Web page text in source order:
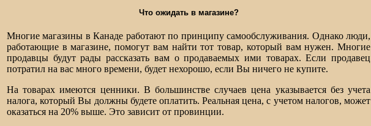
Что ожидать в магазине?
Многие магазины в Канаде работают по принципу самообслуживания. Однако люди,
работающие в магазине, помогут вам найти тот товар, который вам нужен. Многие
продавцы будут рады рассказать вам о продаваемых ими товарах. Если продавец
потратил на вас много времени, будет нехорошо, если Вы ничего не купите.
На товарах имеются ценники. В большинстве случаев цена указывается без учета
налога, который Вы должны будете оплатить. Реальная цена, с учетом налогов, может
оказаться на 20% выше. Это зависит от провинции.